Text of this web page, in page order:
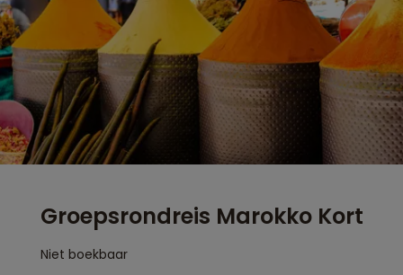
Groepsrondreis Marokko Kort
Niet boekbaar